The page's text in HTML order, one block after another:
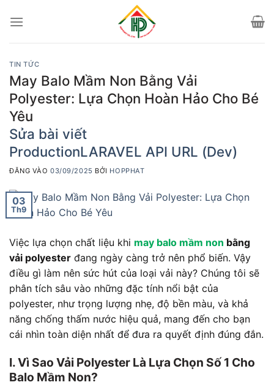
qua
TIN TỨC
May Balo Mầm Non Bằng Vải
Polyester: Lựa Chọn Hoàn Hảo Cho Bé
Yêu
Sửa bài viết
ProductionLARAVEL API URL (Dev)
ĐĂNG VÀO03/09/2025 BỞI HOPPHAT
03
Th9
Việc lựa chọn chất liệu khi may balo mầm non bằng
vải polyester đang ngày càng trở nên phổ biến. Vậy
điều gì làm nên sức hút của loại vải này? Chúng tôi sẽ
phân tích sâu vào những đặc tính nổi bật của
polyester, như trọng lượng nhẹ, độ bền màu, và khả
năng chống thấm nước hiệu quả, mang đến cho bạn
cái nhìn toàn diện nhất để đưa ra quyết định đúng đắn.
I. Vì Sao Vải Polyester Là Lựa Chọn Số 1 Cho
Balo Mầm Non?